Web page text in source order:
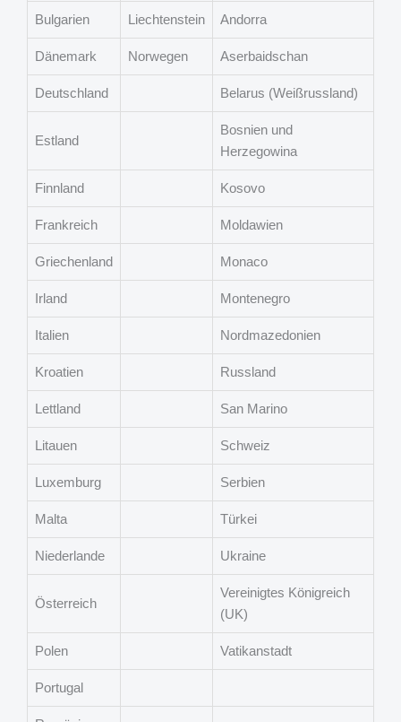
Bulgarien Liechtenstein Andorra
Dänemark Norwegen Aserbaidschan
Deutschland Belarus (Weißrussland)
Estland
Bosnien und
Herzegowina
Finnland Kosovo
Frankreich Moldawien
Griechenland Monaco
Irland Montenegro
Italien Nordmazedonien
Kroatien Russland
Lettland San Marino
Litauen Schweiz
Luxemburg Serbien
Malta Türkei
Niederlande Ukraine
Österreich
Vereinigtes Königreich
(UK)
Polen Vatikanstadt
Portugal